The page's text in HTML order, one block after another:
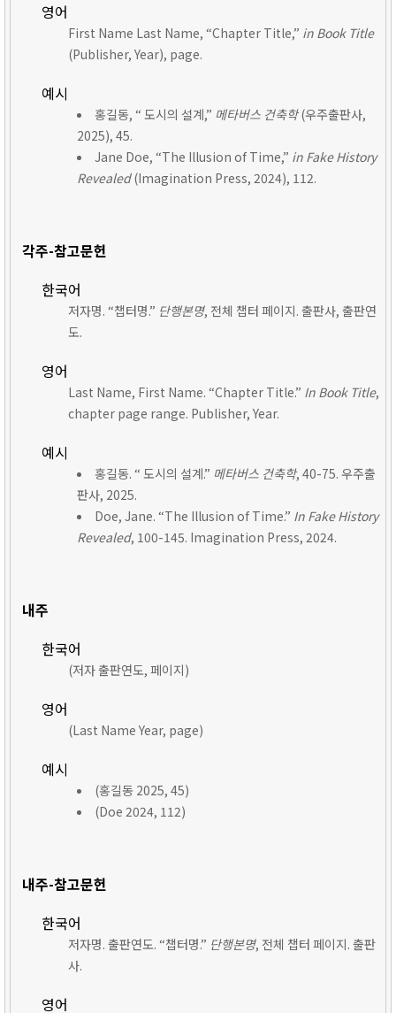
영어
First Name Last Name, “Chapter Title,” in Book Title
(Publisher, Year), page.
예시
홍길동, “ 도시의 설계,” 메타버스 건축학(우주출판사,
2025), 45.
Jane Doe, “The Illusion of Time,” in Fake History
Revealed(Imagination Press, 2024), 112.
각주-참고문헌
한국어
저자명. “챕터명.” 단행본명, 전체 챕터 페이지. 출판사, 출판연
도.
영어
Last Name, First Name. “Chapter Title.” In Book Title,
chapter page range. Publisher, Year.
예시
홍길동. “ 도시의 설계.” 메타버스 건축학, 40-75. 우주출
판사, 2025.
Doe, Jane. “The Illusion of Time.” In Fake History
Revealed, 100-145. Imagination Press, 2024.
내주
한국어
(저자 출판연도, 페이지)
영어
(Last Name Year, page)
예시
(홍길동 2025, 45)
(Doe 2024, 112)
내주-참고문헌
한국어
저자명. 출판연도. “챕터명.” 단행본명, 전체 챕터 페이지. 출판
사.
영어